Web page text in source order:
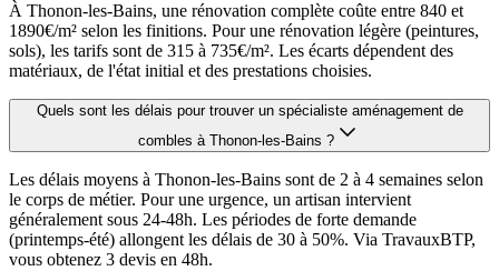
À Thonon-les-Bains, une rénovation complète coûte entre 840 et
1890€/m² selon les finitions. Pour une rénovation légère (peintures,
sols), les tarifs sont de 315 à 735€/m². Les écarts dépendent des
matériaux, de l'état initial et des prestations choisies.
Quels sont les délais pour trouver un spécialiste aménagement de
combles à Thonon-les-Bains ?
Les délais moyens à Thonon-les-Bains sont de 2 à 4 semaines selon
le corps de métier. Pour une urgence, un artisan intervient
généralement sous 24-48h. Les périodes de forte demande
(printemps-été) allongent les délais de 30 à 50%. Via TravauxBTP,
vous obtenez 3 devis en 48h.